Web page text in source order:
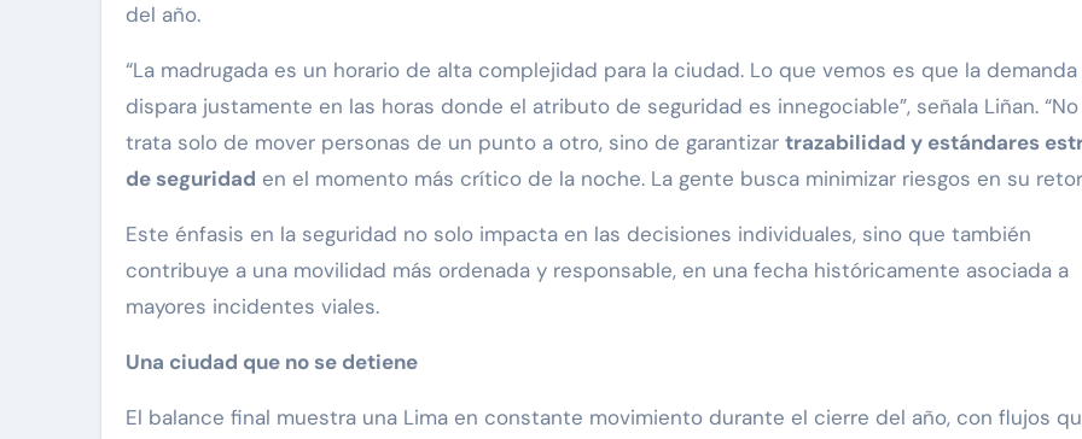
del año.
“La madrugada es un horario de alta complejidad para la ciudad. Lo que vemos es que la demanda
dispara justamente en las horas donde el atributo de seguridad es innegociable”, señala Liñan.
trata solo de mover personas de un punto a otro, sino de garantizar trazabilidad y estándares
de seguridad en el momento más crítico de la noche. La gente busca minimizar riesgos en su
Este énfasis en la seguridad no solo impacta en las decisiones individuales, sino que también
contribuye a una movilidad más ordenada y responsable, en una fecha históricamente asociada a
mayores incidentes viales.
Una ciudad que no se detiene
El balance final muestra una Lima en constante movimiento durante el cierre del año, con flujos